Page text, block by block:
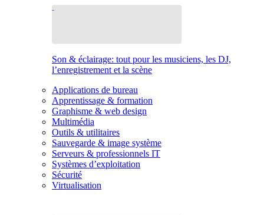
Son & éclairage: tout pour les musiciens, les DJ,
l’enregistrement et la scène
Applications de bureau
Apprentissage & formation
Graphisme & web design
Multimédia
Outils & utilitaires
Sauvegarde & image système
Serveurs & professionnels IT
Systèmes d’exploitation
Sécurité
Virtualisation